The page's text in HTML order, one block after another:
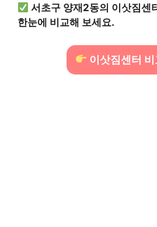
서초구 양재2동의 이삿짐센
한눈에 비교해 보세요.
이삿짐센터 비